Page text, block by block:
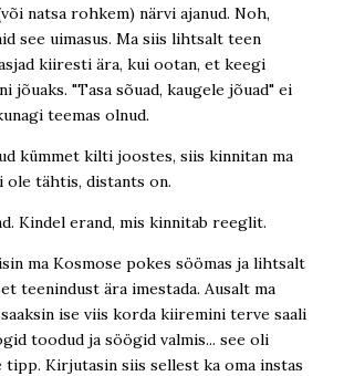
natsa rohkem) närvi ajanud. Noh,
see uimasus. Ma siis lihtsalt teen
kiiresti ära, kui ootan, et keegi
jõuaks. "Tasa sõuad, kaugele jõuad" ei
teemas olnud.
kümmet kilti joostes, siis kinnitan ma
ole tähtis, distants on.
Kindel erand, mis kinnitab reeglit.
ma Kosmose pokes söömas ja lihtsalt
teenindust ära imestada. Ausalt ma
ise viis korda kiiremini terve saali
toodud ja söögid valmis... see oli
tipp. Kirjutasin siis sellest ka oma instas